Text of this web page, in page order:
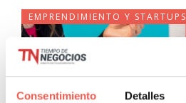
Consentimiento Detalles
EMPRENDIMIENTO Y STARTUPS